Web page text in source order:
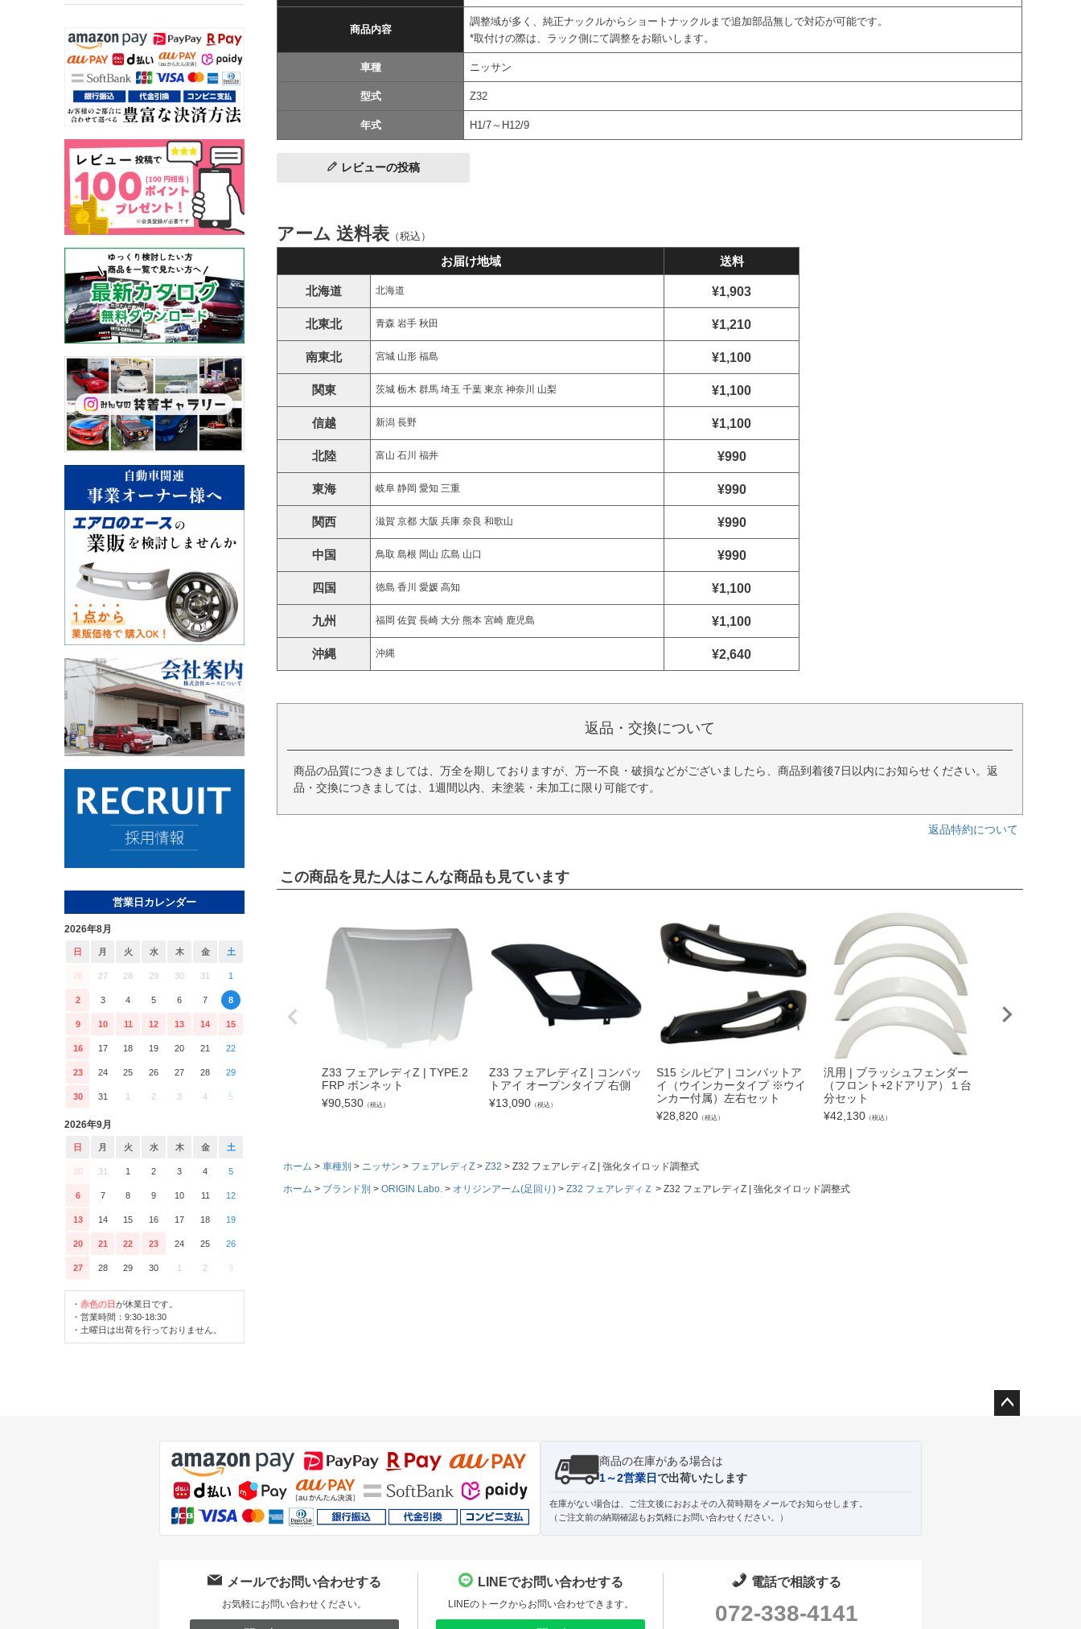
ローレル
セフィーロ
営業日カレンダー
2026年8月
日 月 火 水 木 金 土
26 27 28 29 30 31 1
2 3 4 5 6 7 8
9 10 11 12 13 14 15
16 17 18 19 20 21 22
23 24 25 26 27 28 29
30 31 1 2 3 4 5
2026年9月
日 月 火 水 木 金 土
30 31 1 2 3 4 5
6 7 8 9 10 11 12
13 14 15 16 17 18 19
20 21 22 23 24 25 26
27 28 29 30 1 2 3
・ 赤色の日が休業日です。
・営業時間：9:30-18:30
・土曜日は出荷を行っておりません。
商品内容
調整域が多く、純正ナックルからショートナックルまで追加部品無しで対応が可能です。
*取付けの際は、ラック側にて調整をお願いします。
車種 ニッサン
型式 Z32
年式 H1/7～H12/9
レビューの投稿
アーム 送料表 （税込）
お届け地域 送料
北海道 北海道 ¥1,903
北東北 青森 岩手 秋田 ¥1,210
南東北 宮城 山形 福島 ¥1,100
関東 茨城 栃木 群馬 埼玉 千葉 東京 神奈川 山梨 ¥1,100
信越 新潟 長野 ¥1,100
北陸 富山 石川 福井 ¥990
東海 岐阜 静岡 愛知 三重 ¥990
関西 滋賀 京都 大阪 兵庫 奈良 和歌山 ¥990
中国 鳥取 島根 岡山 広島 山口 ¥990
四国 徳島 香川 愛媛 高知 ¥1,100
九州 福岡 佐賀 長崎 大分 熊本 宮崎 鹿児島 ¥1,100
沖縄 沖縄 ¥2,640
返品・交換について
商品の品質につきましては、万全を期しておりますが、万一不良・破損などがございましたら、商品到着後7日以内にお知らせください。返
品・交換につきましては、1週間以内、未塗装・未加工に限り可能です。
返品特約について
この商品を見た人はこんな商品も見ています
Z33 フェアレディZ | TYPE.2
FRP ボンネット
¥90,530 （税込）
Z33 フェアレディZ | コンバッ
トアイ オープンタイプ 右側
¥13,090 （税込）
S15 シルビア | コンバットア
イ（ウインカータイプ ※ウイ
ンカー付属）左右セット
¥28,820 （税込）
汎用 | ブラッシュフェンダー
（フロント+2ドアリア）１台
分セット
¥42,130 （税込）
ホーム 車種別 ニッサン フェアレディZ Z32
Z32 フェアレディZ | 強化タイロッド調整式
ホーム
ブランド別 ORIGIN Labo. オリジンアーム(足回り) Z32 フェアレディＺ Z32 フェアレディZ | 強化タイロッド調整式
商品の在庫がある場合は
1～2営業日で出荷いたします
在庫がない場合は、ご注文後におおよその入荷時期をメールでお知らせします。
（ご注文前の納期確認もお気軽にお問い合わせください。）
メールでお問い合わせする
お気軽にお問い合わせください。
LINEでお問い合わせする
LINEのトークからお問い合わせできます。
電話で相談する
072-338-4141